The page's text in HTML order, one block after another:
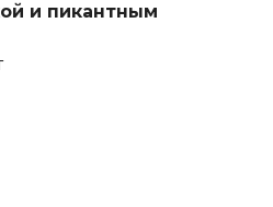
и пикантным